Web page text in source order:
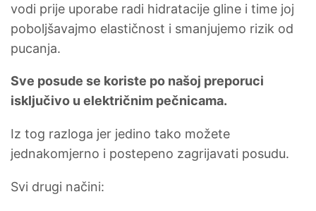
vodi prije uporabe radi hidratacije gline i time joj
poboljšavajmo elastičnost i smanjujemo rizik od
pucanja.
Sve posude se koriste po našoj preporuci
isključivo u električnim pečnicama.
Iz tog razloga jer jedino tako možete
jednakomjerno i postepeno zagrijavati posudu.
Svi drugi načini: